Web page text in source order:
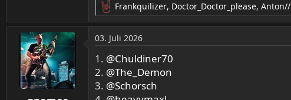
R
e
a
k
i
o
n
Frankquilizer, Doctor_Doctor_please,
03. Juli 2026
1. @Chuldiner70
2. @The_Demon
3. @Schorsch